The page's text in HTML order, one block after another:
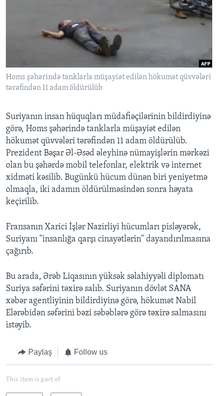
Dillər
Homs şəhərində tanklarla müşayiət edilən hökumət qüvvələri
tərəfindən 11 adam öldürülüb
Suriyanın insan hüquqları müdafiəçilərinin bildirdiyinə
görə, Homs şəhərində tanklarla müşayiət edilən
hökumət qüvvələri tərəfindən 11 adam öldürülüb.
Prezident Bəşar Əl-Əsəd əleyhinə nümayişlərin mərkəzi
olan bu şəhərdə mobil telefonlar, elektrik və internet
xidməti kəsilib. Bugünkü hücum dünən biri yeniyetmə
olmaqla, iki adamın öldürülməsindən sonra həyata
keçirilib.
Fransanın Xarici İşlər Nazirliyi hücumları pisləyərək,
Suriyanı "insanlığa qarşı cinayətlərin" dayandırılmasına
çağırıb.
Bu arada, Ərəb Liqasının yüksək səlahiyyəli diplomatı
Suriya səfərini təxirə salıb. Suriyanın dövlət SANA
xəbər agentliyinin bildirdiyinə görə, hökumət Nabil
Elərəbidən səfərini bəzi səbəblərə görə təxirə salmasını
istəyib.
Paylaş Follow us
This item is part of